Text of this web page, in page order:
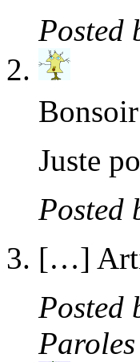
Posted
Juste
Posted
[…]
Posted